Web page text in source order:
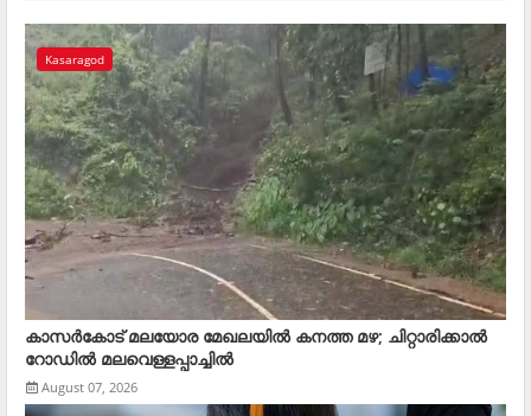
Kasaragod
കാസര്‍കോട് മലയോര മേഖലയില്‍ കനത്ത മഴ; ചിറ്റാരിക്കാല്‍
റോഡില്‍ മലവെള്ളപ്പാച്ചില്‍
August 07, 2026